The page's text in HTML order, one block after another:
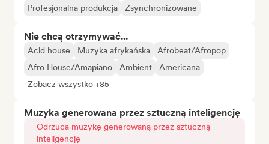
Profesjonalna produkcja Zsynchronizowane
Nie chcą otrzymywać...
Acid house Muzyka afrykańska
Afrobeat/Afropop
Afro House/Amapiano
Ambient
Americana
Zobacz wszystko +85
Muzyka generowana przez sztuczną inteligencję
Odrzuca muzykę generowaną przez sztuczną
inteligencję